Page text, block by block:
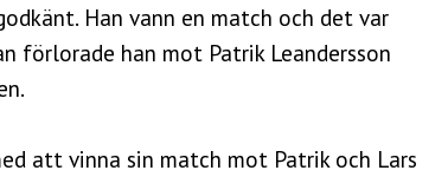
Han vann en match och det var
förlorade han mot Patrik Leandersson
att vinna sin match mot Patrik och Lars